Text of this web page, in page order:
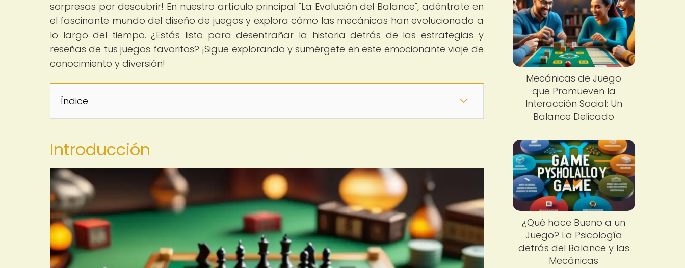
sorpresas por descubrir! En nuestro artículo principal "La Evolución del Balance", adéntrate en
el fascinante mundo del diseño de juegos y explora cómo las mecánicas han evolucionado a
lo largo del tiempo. ¿Estás listo para desentrañar la historia detrás de las estrategias y
reseñas de tus juegos favoritos? ¡Sigue explorando y sumérgete en este emocionante viaje de
conocimiento y diversión!
Índice
Introducción
Mecánicas de Juego
que Promueven la
Interacción Social: Un
Balance Delicado
¿Qué hace Bueno a un
Juego? La Psicología
detrás del Balance y las
Mecánicas